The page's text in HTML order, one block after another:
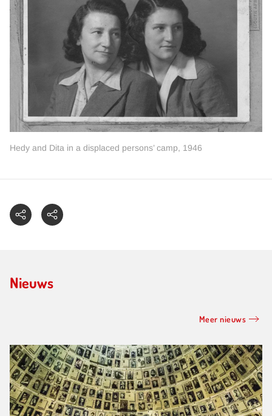
Hedy and Dita in a displaced persons’ camp, 1946
Nieuws
Meer nieuws